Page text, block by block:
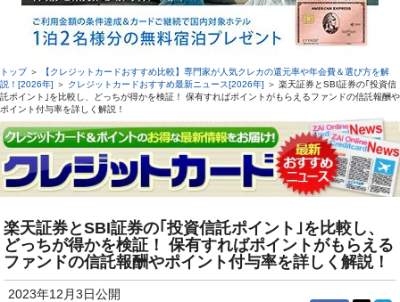
トップ＞
【クレジットカードおすすめ比較】専門家が人気クレカの還元率や年会費＆選び方を解
説！[2026年] ＞ クレジットカードおすすめ最新ニュース[2026年] ＞ 楽天証券とSBI証券の｢投資信
託ポイント｣を比較し、どっちが得かを検証！ 保有すればポイントがもらえるファンドの信託報酬や
ポイント付与率を詳しく解説！
楽天証券とSBI証券の｢投資信託ポイント｣を比較し、
どっちが得かを検証！ 保有すればポイントがもらえる
ファンドの信託報酬やポイント付与率を詳しく解説！
2023年12月3日公開